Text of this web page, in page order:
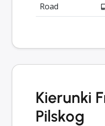
Road
Kierunki
Pilskog